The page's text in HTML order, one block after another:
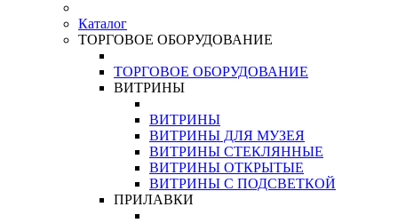
Каталог
ТОРГОВОЕ ОБОРУДОВАНИЕ
ТОРГОВОЕ ОБОРУДОВАНИЕ
ВИТРИНЫ
ВИТРИНЫ
ВИТРИНЫ ДЛЯ МУЗЕЯ
ВИТРИНЫ СТЕКЛЯННЫЕ
ВИТРИНЫ ОТКРЫТЫЕ
ВИТРИНЫ С ПОДСВЕТКОЙ
ПРИЛАВКИ